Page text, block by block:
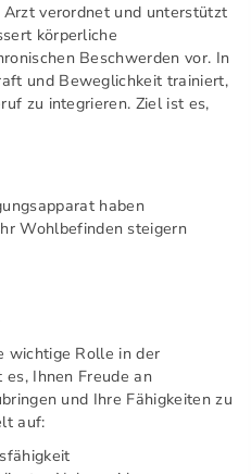
verordnet und unterstützt
körperliche
Beschwerden vor. In
und Beweglichkeit trainiert,
zu integrieren. Ziel ist es,
haben
Wohlbefinden steigern
wichtige Rolle in der
es, Ihnen Freude an
und Ihre Fähigkeiten zu
auf: